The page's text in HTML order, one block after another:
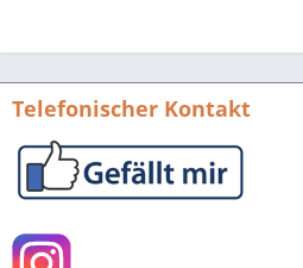
Telefonischer Kontakt